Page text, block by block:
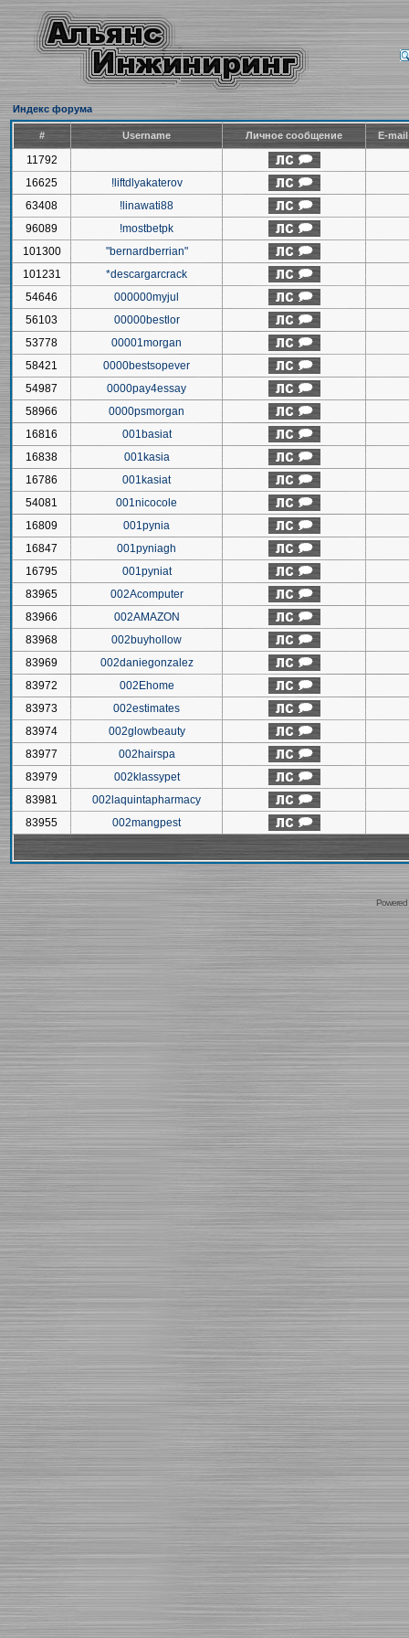
Индекс форума
# Username Личное сообщение E-
11792
16625
!liftdlyakaterov
63408
!linawati88
96089
!mostbetpk
101300
"bernardberrian"
101231
*descargarcrack
54646
000000myjul
56103
00000bestlor
53778
00001morgan
58421
0000bestsopever
54987
0000pay4essay
58966
0000psmorgan
16816
001basiat
16838
001kasia
16786
001kasiat
54081
001nicocole
16809
001pynia
16847
001pyniagh
16795
001pyniat
83965
002Acomputer
83966
002AMAZON
83968
002buyhollow
83969
002daniegonzalez
83972
002Ehome
83973
002estimates
83974
002glowbeauty
83977
002hairspa
83979
002klassypet
83981
002laquintapharmacy
83955
002mangpest